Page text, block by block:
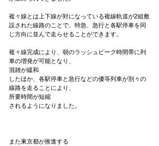
複々線とは上下線が対になっている複線軌道が2組敷
設された線路のことで、特急、急行と各駅停車を同
じ方向に並んで走らせることができます。
複々線完成により、朝のラッシュピーク時間帯に列
車の増発が可能となり、
混雑が緩和
したほか、各駅停車と急行などの優等列車が別々の
線路を走ることにより、
所要時間が短縮
されるようになりました。
また東京都が推進する